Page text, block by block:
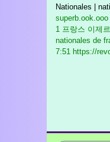
Nationales |
1 프랑스 이제
nationales de
7:51 https://